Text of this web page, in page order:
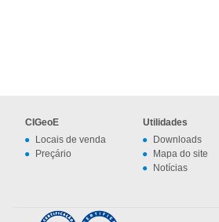
CIGeoE
Locais de venda
Preçário
Utilidades
Downloads
Mapa do site
Notícias